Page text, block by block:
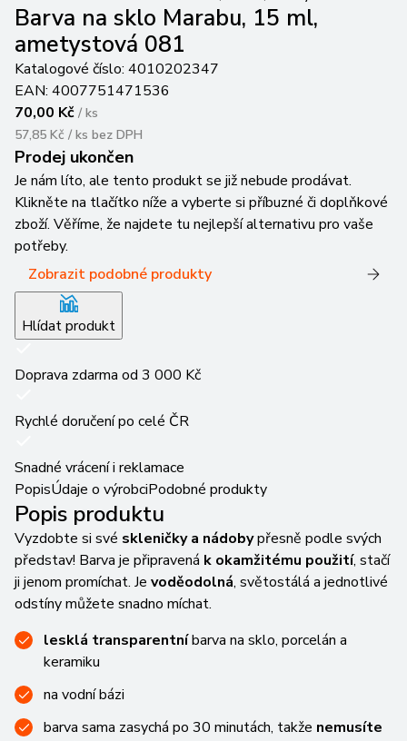
Barva na sklo Marabu, 15 ml,
ametystová 081
Katalogové číslo: 4010202347
EAN: 4007751471536
70,00 Kč / ks
57,85 Kč / ks bez DPH
Prodej ukončen
Je nám líto, ale tento produkt se již nebude prodávat.
Klikněte na tlačítko níže a vyberte si příbuzné či doplňkové
zboží. Věříme, že najdete tu nejlepší alternativu pro vaše
potřeby.
Zobrazit podobné produkty
Hlídat produkt
Doprava zdarma od 3 000 Kč
Rychlé doručení po celé ČR
Snadné vrácení i reklamace
PopisÚdaje o výrobciPodobné produkty
Popis produktu
Vyzdobte si své skleničky a nádobypřesně podle svých
představ! Barva je připravená k okamžitému použití, stačí
ji jenom promíchat. Je voděodolná, světostálá a jednotlivé
odstíny můžete snadno míchat.
lesklá transparentníbarva na sklo, porcelán a
keramiku
na vodní bázi
barva sama zasychá po 30 minutách, takže nemusíte